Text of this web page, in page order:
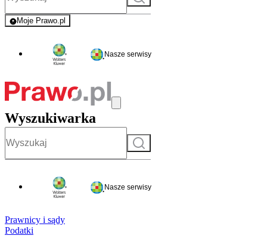
Moje Prawo.pl
- rejestracja i logowanie do serwisu
Nasze serwisy
Wyszukiwarka
Szukaj
Nasze serwisy
Prawnicy i sądy
Podatki